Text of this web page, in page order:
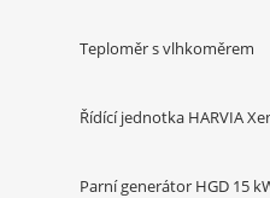
Teploměr s vlhkoměrem
Řídící jednotka HARVIA
Parní generátor HGD 15